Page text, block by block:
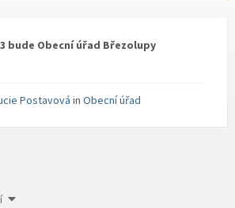
bude Obecní úřad Březolupy
Postavová in Obecní úřad